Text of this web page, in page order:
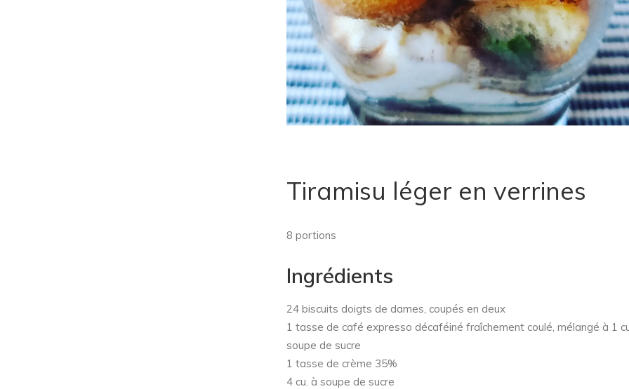
Tiramisu léger en verrines
8 portions
Ingrédients
24 biscuits doigts de dames, coupés en deux
1 tasse de café expresso décaféiné fraîchement coulé, mélangé à 1
soupe de sucre
1 tasse de crème 35%
4 cu. à soupe de sucre